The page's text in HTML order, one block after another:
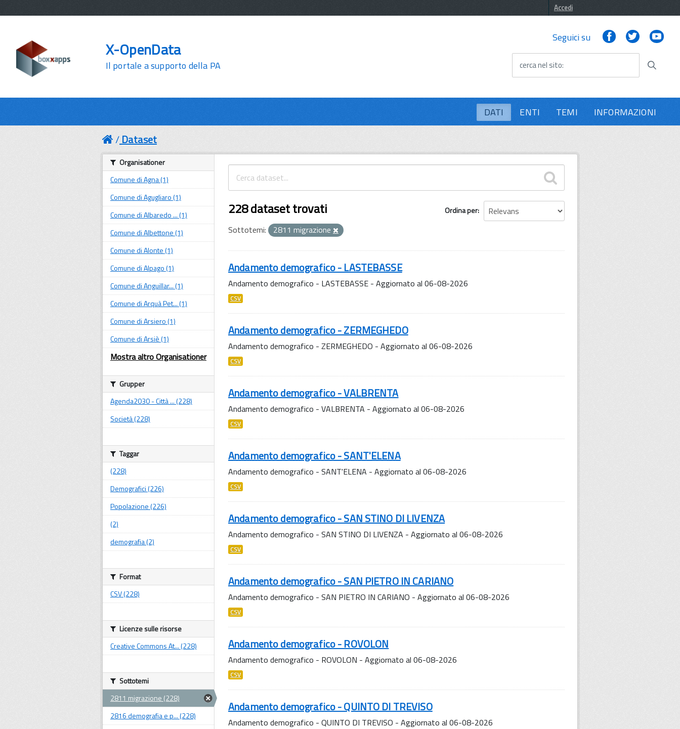
Accedi
X-OpenData
Il portale a supporto della PA
Seguici su FacebookTwitter
cerca nel sito
DATI ENTI TEMI INFORMAZIONI
Dataset
Ordina per
228 dataset trovati
Sottotemi: 2811 migrazione
Andamento demografico - LASTEBASSE
Andamento demografico - LASTEBASSE - Aggiornato al 06-08-2026
CSV
Andamento demografico - ZERMEGHEDO
Andamento demografico - ZERMEGHEDO - Aggiornato al 06-08-2026
CSV
Andamento demografico - VALBRENTA
Andamento demografico - VALBRENTA - Aggiornato al 06-08-2026
CSV
Andamento demografico - SANT'ELENA
Andamento demografico - SANT'ELENA - Aggiornato al 06-08-2026
CSV
Andamento demografico - SAN STINO DI LIVENZA
Andamento demografico - SAN STINO DI LIVENZA - Aggiornato al 06-08-2026
CSV
Andamento demografico - SAN PIETRO IN CARIANO
Andamento demografico - SAN PIETRO IN CARIANO - Aggiornato al 06-08-2026
CSV
Andamento demografico - ROVOLON
Andamento demografico - ROVOLON - Aggiornato al 06-08-2026
CSV
Andamento demografico - QUINTO DI TREVISO
Andamento demografico - QUINTO DI TREVISO - Aggiornato al 06-08-2026
Organisationer
Comune di Agna (1)
Comune di Agugliaro (1)
Comune di Albaredo ... (1)
Comune di Albettone (1)
Comune di Alonte (1)
Comune di Alpago (1)
Comune di Anguillar... (1)
Comune di Arquà Pet... (1)
Comune di Arsiero (1)
Comune di Arsiè (1)
Mostra altro Organisationer
Grupper
Agenda2030 - Città ... (228)
Società (228)
Taggar
(228)
Demografici (226)
Popolazione (226)
(2)
demografia (2)
Format
CSV (228)
Licenze sulle risorse
Creative Commons At... (228)
Sottotemi
2811 migrazione (228)
2816 demografia e p... (228)